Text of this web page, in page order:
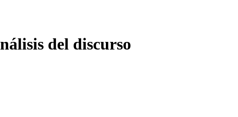
del discurso